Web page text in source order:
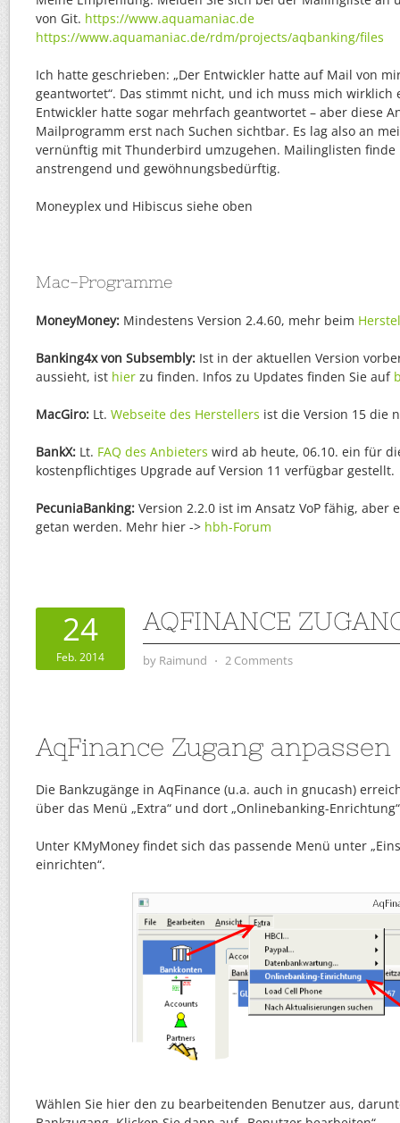
von Git. https://www.aquamaniac.de
https://www.aquamaniac.de/rdm/projects/aqbanking/files
Ich hatte geschrieben: „Der Entwickler hatte auf Mail von
geantwortet“. Das stimmt nicht, und ich muss mich wirklich
Entwickler hatte sogar mehrfach geantwortet – aber diese
Mailprogramm erst nach Suchen sichtbar. Es lag also an
vernünftig mit Thunderbird umzugehen. Mailinglisten finde
anstrengend und gewöhnungsbedürftig.
Moneyplex und Hibiscus siehe oben
Mac-Programme
MoneyMoney: Mindestens Version 2.4.60, mehr beim
Banking4x von Subsembly: Ist in der aktuellen Version
aussieht, ist hier zu finden. Infos zu Updates finden Sie auf
MacGiro: Lt. Webseite des Herstellers ist die Version 15 die
BankX: Lt. FAQ des Anbieters wird ab heute, 06.10. ein für
kostenpflichtiges Upgrade auf Version 11 verfügbar gestellt.
PecuniaBanking: Version 2.2.0 ist im Ansatz VoP fähig, aber
getan werden. Mehr hier -> hbh-Forum
24
Feb. 2014
AQFINANCE
by Raimund ⋅ 2 Comments
AqFinance Zugang anpassen
Die Bankzugänge in AqFinance (u.a. auch in gnucash)
über das Menü „Extra“ und dort „Onlinebanking-
Unter KMyMoney findet sich das passende Menü unter
einrichten“.
Wählen Sie hier den zu bearbeitenden Benutzer aus,